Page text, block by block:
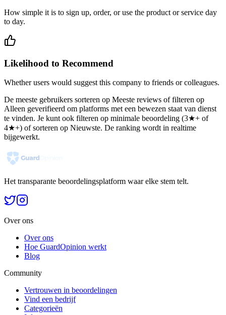
How simple it is to sign up, order, or use the product or service day
to day.
Likelihood to Recommend
Whether users would suggest this company to friends or colleagues.
De meeste gebruikers sorteren op Meeste reviews of filteren op
Alleen geverifieerd om platforms met een bewezen staat van dienst
te vinden. Je kunt ook filteren op minimale beoordeling (3★+ of
4★+) of sorteren op Nieuwste. De ranking wordt in realtime
bijgewerkt.
Het transparante beoordelingsplatform waar elke stem telt.
Over ons
Over ons
Hoe GuardOpinion werkt
Blog
Community
Vertrouwen in beoordelingen
Vind een bedrijf
Categorieën